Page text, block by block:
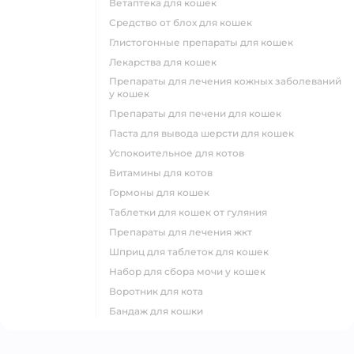
ветаптека для кошек
средство от блох для кошек
глистогонные препараты для кошек
лекарства для кошек
препараты для лечения кожных заболеваний
у кошек
препараты для печени для кошек
паста для вывода шерсти для кошек
успокоительное для котов
витамины для котов
гормоны для кошек
таблетки для кошек от гуляния
препараты для лечения жкт
шприц для таблеток для кошек
набор для сбора мочи у кошек
воротник для кота
бандаж для кошки